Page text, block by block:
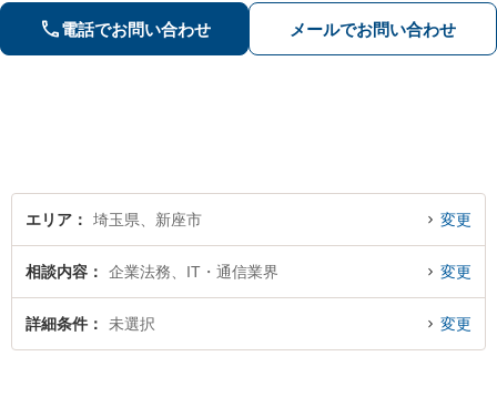
事件／何でも遠慮せずご相談ください
【初回面談無料（30分まで）】
電話でお問い合わせ メールでお問い合わせ
エリア 埼玉県、新座市 変更
相談内容 企業法務、IT・通信業界 変更
詳細条件 未選択 変更